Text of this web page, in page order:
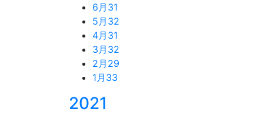
6月 31
5月 32
4月 31
3月 32
2月 29
1月 33
2021